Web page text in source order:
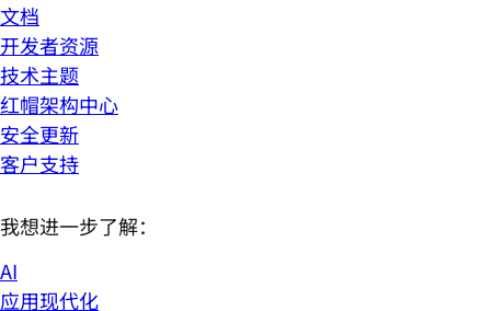
文档
开发者资源
技术主题
红帽架构中心
安全更新
客户支持
我想进一步了解：
AI
应用现代化